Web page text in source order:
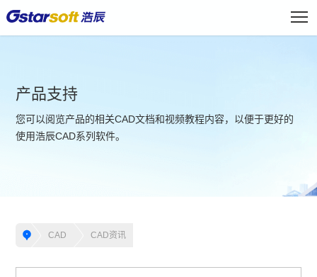
产品支持
您可以阅览产品的相关CAD文档和视频教程内容，以便于更好的
使用浩辰CAD系列软件。
CAD CAD资讯